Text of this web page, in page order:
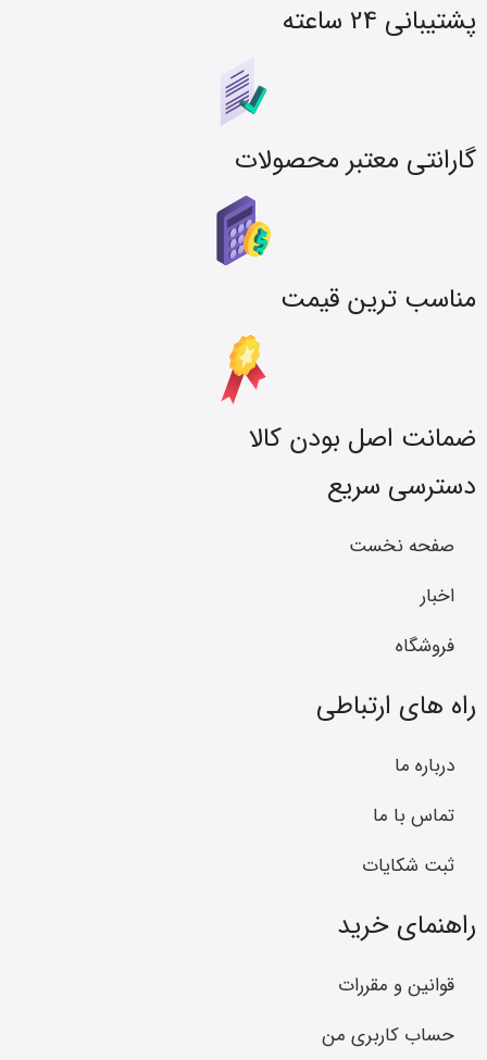
پشتیبانی 24 ساعته
گارانتی معتبر محصولات
مناسب ترین قیمت
ضمانت اصل بودن کالا
دسترسی سریع
صفحه نخست
اخبار
فروشگاه
راه های ارتباطی
درباره ما
تماس با ما
ثبت شکایات
راهنمای خرید
قوانین و مقررات
حساب کاربری من